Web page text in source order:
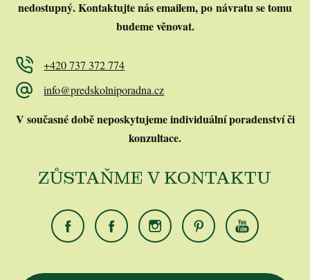
nedostupný.Kontaktujte nás emailem, po návratu se tomu
budeme věnovat.
+420 737 372 774
info@predskolniporadna.cz
V současné době neposkytujeme individuální poradenství či
konzultace.
ZŮSTAŇME V KONTAKTU